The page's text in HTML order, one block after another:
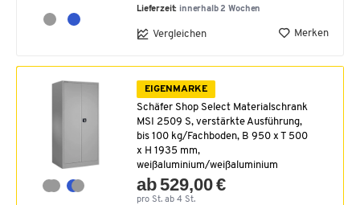
Lieferzeit: innerhalb 2 Wochen
Vergleichen Merken
EIGENMARKE
Schäfer Shop Select Materialschrank
MSI 2509 S, verstärkte Ausführung,
bis 100 kg/Fachboden, B 950 x T 500
x H 1935 mm,
weißaluminium/weißaluminium
ab 529,00 €
pro St. ab 4 St.